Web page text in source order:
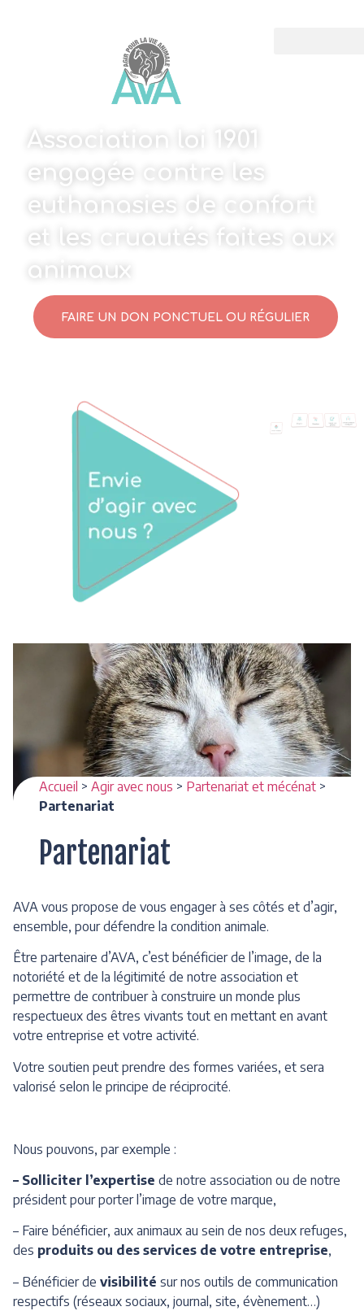
Association loi 1901
engagée contre les
euthanasies de confort
et les cruautés faites aux
animaux
FAIRE UN DON PONCTUEL OU RÉGULIER
Accueil > Agir avec nous > Partenariat et mécénat >
Partenariat
Partenariat
AVA vous propose de vous engager à ses côtés et d’agir,
ensemble, pour défendre la condition animale.
Être partenaire d’AVA, c’est bénéficier de l’image, de la
notoriété et de la légitimité de notre association et
permettre de contribuer à construire un monde plus
respectueux des êtres vivants tout en mettant en avant
votre entreprise et votre activité.
Votre soutien peut prendre des formes variées, et sera
valorisé selon le principe de réciprocité.
Nous pouvons, par exemple :
– Solliciter l’expertise de notre association ou de notre
président pour porter l’image de votre marque,
– Faire bénéficier, aux animaux au sein de nos deux refuges,
des produits ou des services de votre entreprise,
– Bénéficier de visibilité sur nos outils de communication
respectifs (réseaux sociaux, journal, site, évènement…)